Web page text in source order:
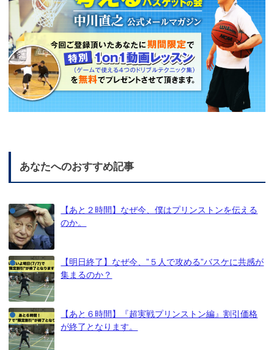
あなたへのおすすめ記事
【あと２時間】なぜ今、僕はプリンストンを伝える
のか。
【明日終了】なぜ今、”５人で攻める”バスケに共感が
集まるのか？
【あと６時間】『超実戦プリンストン編』割引価格
が終了となります。